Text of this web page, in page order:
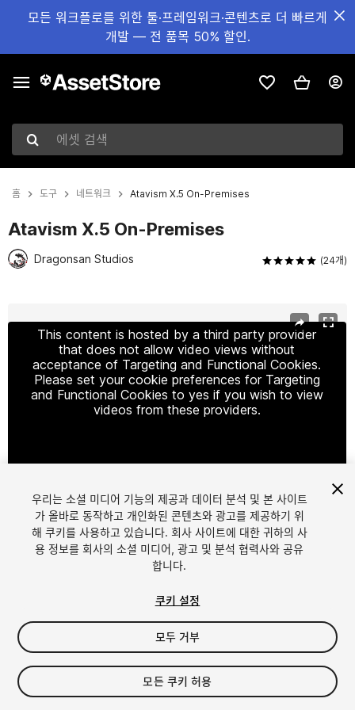
모든 워크플로를 위한 툴·프레임워크·콘텐츠로 더 빠르게
개발 — 전 품목 50% 할인.
에셋 검색
홈 도구 네트워크 Atavism X.5 On-Premises
Atavism X.5 On-Premises
Dragonsan Studios (24개)
This content is hosted by a third party provider
that does not allow video views without
acceptance of Targeting and Functional Cookies.
Please set your cookie preferences for Targeting
and Functional Cookies to yes if you wish to view
videos from these providers.
1/22
$499
Seat
우리는 소셜 미디어 기능의 제공과 데이터 분석 및 본 사이트
가 올바로 동작하고 개인화된 콘텐츠와 광고를 제공하기 위
해 쿠키를 사용하고 있습니다. 회사 사이트에 대한 귀하의 사
용 정보를 회사의 소셜 미디어, 광고 및 분석 협력사와 공유
합니다.
쿠키 설정
모두 거부
모든 쿠키 허용